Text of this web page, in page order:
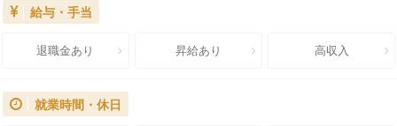
給与・手当
退職金あり 昇給あり 高収入
就業時間・休日